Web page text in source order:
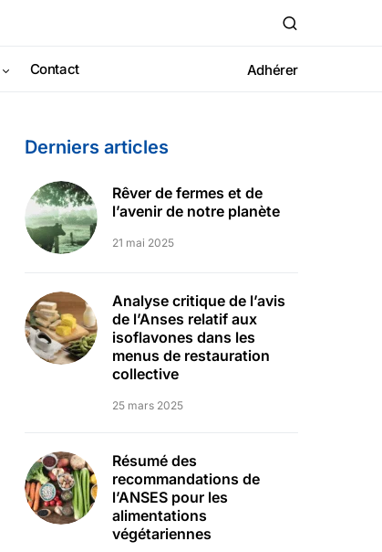
Contact Adhérer
Derniers articles
Rêver de fermes et de
l’avenir de notre planète
21 mai 2025
Analyse critique de l’avis
de l’Anses relatif aux
isoflavones dans les
menus de restauration
collective
25 mars 2025
Résumé des
recommandations de
l’ANSES pour les
alimentations
végétariennes